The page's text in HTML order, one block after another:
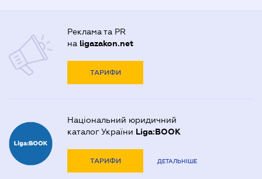
Реклама та PR
на ligazakon.net
ТАРИФИ
Національний юридичний
каталог України Liga:BOOK
ТАРИФИ ДЕТАЛЬНІШЕ